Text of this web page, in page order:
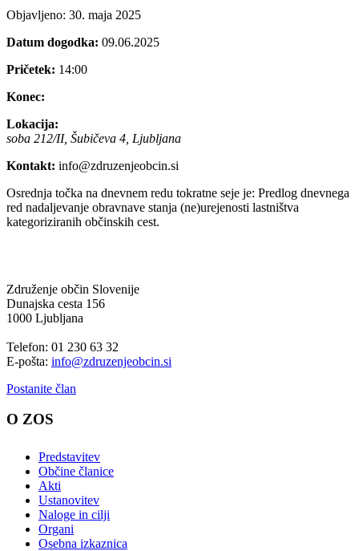
Objavljeno: 30. maja 2025
Datum dogodka: 09.06.2025
Pričetek: 14:00
Konec:
Lokacija:
soba 212/II, Šubičeva 4, Ljubljana
Kontakt: info@zdruzenjeobcin.si
Osrednja točka na dnevnem redu tokratne seje je: Predlog dnevnega
red nadaljevanje obravnave stanja (ne)urejenosti lastništva
kategoriziranih občinskih cest.
Združenje občin Slovenije
Dunajska cesta 156
1000 Ljubljana
Telefon: 01 230 63 32
E-pošta: info@zdruzenjeobcin.si
Postanite član
O ZOS
Predstavitev
Občine članice
Akti
Ustanovitev
Naloge in cilji
Organi
Osebna izkaznica